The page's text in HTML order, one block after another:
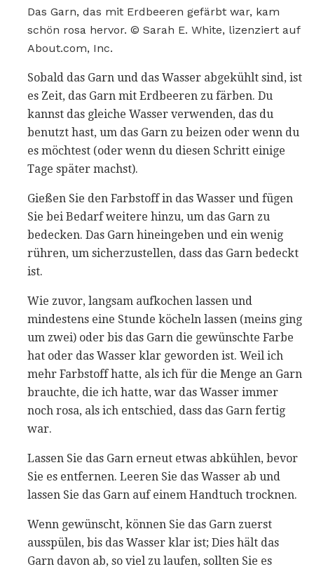
Das Garn, das mit Erdbeeren gefärbt war, kam
schön rosa hervor. © Sarah E. White, lizenziert auf
About.com, Inc.
Sobald das Garn und das Wasser abgekühlt sind, ist
es Zeit, das Garn mit Erdbeeren zu färben. Du
kannst das gleiche Wasser verwenden, das du
benutzt hast, um das Garn zu beizen oder wenn du
es möchtest (oder wenn du diesen Schritt einige
Tage später machst).
Gießen Sie den Farbstoff in das Wasser und fügen
Sie bei Bedarf weitere hinzu, um das Garn zu
bedecken. Das Garn hineingeben und ein wenig
rühren, um sicherzustellen, dass das Garn bedeckt
ist.
Wie zuvor, langsam aufkochen lassen und
mindestens eine Stunde köcheln lassen (meins ging
um zwei) oder bis das Garn die gewünschte Farbe
hat oder das Wasser klar geworden ist. Weil ich
mehr Farbstoff hatte, als ich für die Menge an Garn
brauchte, die ich hatte, war das Wasser immer
noch rosa, als ich entschied, dass das Garn fertig
war.
Lassen Sie das Garn erneut etwas abkühlen, bevor
Sie es entfernen. Leeren Sie das Wasser ab und
lassen Sie das Garn auf einem Handtuch trocknen.
Wenn gewünscht, können Sie das Garn zuerst
ausspülen, bis das Wasser klar ist; Dies hält das
Garn davon ab, so viel zu laufen, sollten Sie es